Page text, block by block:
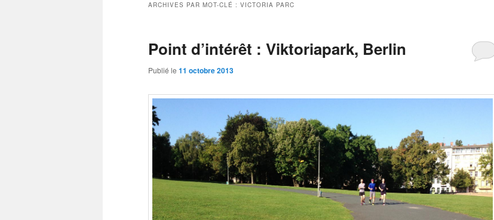
ARCHIVES PAR MOT-CLÉ : VICTORIA PARC
Point d’intérêt : Viktoriapark, Berlin
Publié le 11 octobre 2013